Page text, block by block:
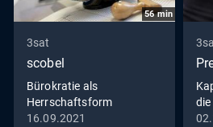
56min
3sat
scobel
Bürokratie als
Herrschaftsform
16.09.2021